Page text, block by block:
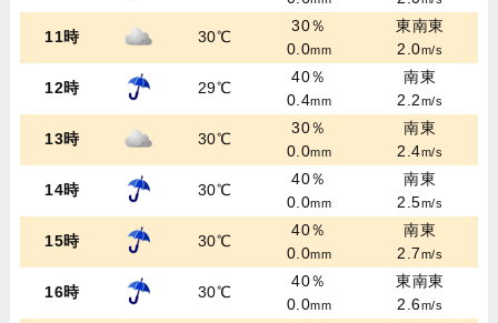
11時 30℃
30％
0.0mm
東南東
2.0m/s
12時 29℃
40％
0.4mm
南東
2.2m/s
13時 30℃
30％
0.0mm
南東
2.4m/s
14時 30℃
40％
0.0mm
南東
2.5m/s
15時 30℃
40％
0.0mm
南東
2.7m/s
16時 30℃
40％
0.0mm
東南東
2.6m/s